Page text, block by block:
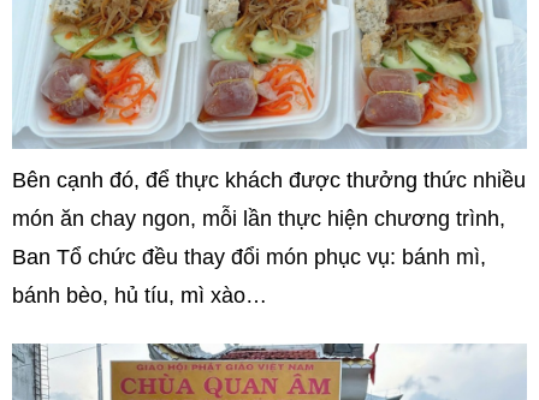
Bên cạnh đó, để thực khách được thưởng thức nhiều
món ăn chay ngon, mỗi lần thực hiện chương trình,
Ban Tổ chức đều thay đổi món phục vụ: bánh mì,
bánh bèo, hủ tíu, mì xào…